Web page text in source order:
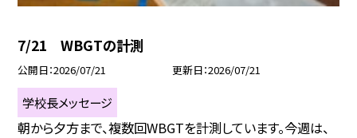
7/21 WBGTの計測
公開日 2026/07/21 更新日 2026/07/21
学校長メッセージ
朝から夕方まで、複数回WBGTを計測しています。今週は、